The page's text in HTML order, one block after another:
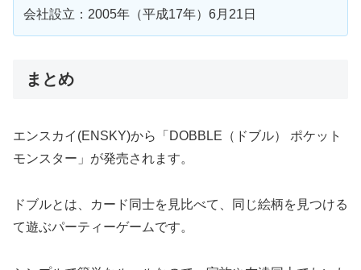
会社設立：2005年（平成17年）6月21日
まとめ
エンスカイ(ENSKY)から「DOBBLE（ドブル） ポケット
モンスター」が発売されます。
ドブルとは、カード同士を見比べて、同じ絵柄を見つける
て遊ぶパーティーゲームです。